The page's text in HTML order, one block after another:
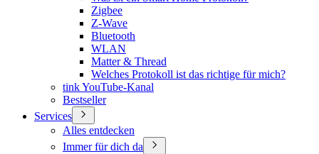
Zigbee
Z-Wave
Bluetooth
WLAN
Matter & Thread
Welches Protokoll ist das richtige für mich?
tink YouTube-Kanal
Bestseller
Services
Alles entdecken
Immer für dich da